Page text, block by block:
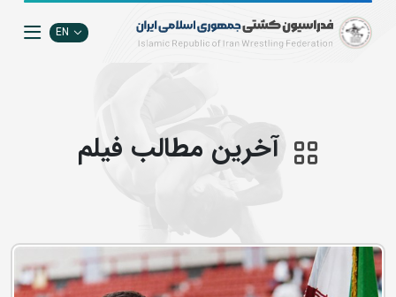
EN
آخرین مطالب فيلم